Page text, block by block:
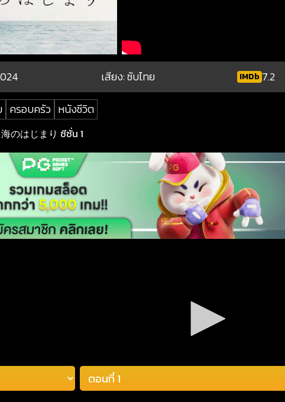
เสียง: ซับไทย IMDb 7.2
ครอบครัว หนังชีวิต
のはじまり ซีซั่น 1